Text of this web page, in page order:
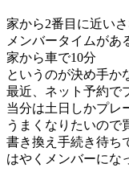
家から2番目に近い
メンバータイムがあ
家から車で10分
というのが決め手か
最近、ネット予約で
当分は土日しかプレ
うまくなりたいので
書き換え手続き待ち
はやくメンバーにな